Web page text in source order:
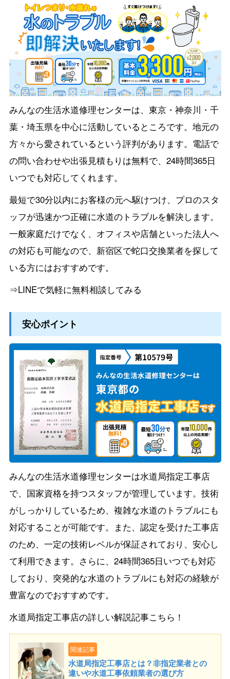
みんなの生活水道修理センターは、東京・神奈川・千
葉・埼玉県を中心に活動しているところです。地元の
方々から愛されているという評判があります。電話で
の問い合わせや出張見積もりは無料で、24時間365日
いつでも対応してくれます。
最短で30分以内にお客様の元へ駆けつけ、プロのスタ
ッフが迅速かつ正確に水道のトラブルを解決します。
一般家庭だけでなく、オフィスや店舗といった法人へ
の対応も可能なので、新宿区で蛇口交換業者を探して
いる方にはおすすめです。
⇒LINEで気軽に無料相談してみる
安心ポイント
みんなの生活水道修理センターは水道局指定工事店
で、国家資格を持つスタッフが管理しています。技術
がしっかりしているため、複雑な水道のトラブルにも
対応することが可能です。また、認定を受けた工事店
のため、一定の技術レベルが保証されており、安心し
て利用できます。さらに、24時間365日いつでも対応
しており、突発的な水道のトラブルにも対応の経験が
豊富なのでおすすめです。
水道局指定工事店の詳しい解説記事こちら！
関連記事
水道局指定工事店とは？非指定業者との
違いや水道工事依頼業者の選び方